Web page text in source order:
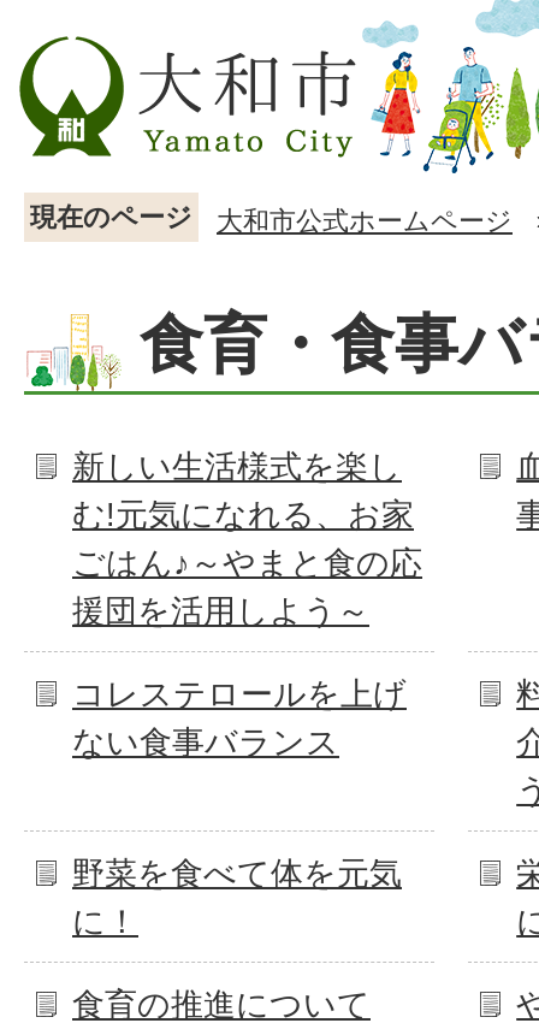
現在のページ 大和市公式ホームページ
食育・食事
新しい生活様式を楽し
む!元気になれる、お家
ごはん♪～やまと食の応
援団を活用しよう～
コレステロールを上げ
ない食事バランス
野菜を食べて体を元気
に！
食育の推進について